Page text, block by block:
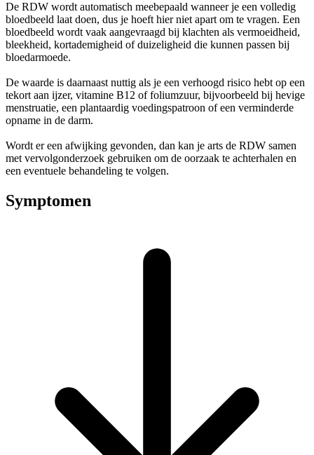
De RDW wordt automatisch meebepaald wanneer je een volledig
bloedbeeld laat doen, dus je hoeft hier niet apart om te vragen. Een
bloedbeeld wordt vaak aangevraagd bij klachten als vermoeidheid,
bleekheid, kortademigheid of duizeligheid die kunnen passen bij
bloedarmoede.
De waarde is daarnaast nuttig als je een verhoogd risico hebt op een
tekort aan ijzer, vitamine B12 of foliumzuur, bijvoorbeeld bij hevige
menstruatie, een plantaardig voedingspatroon of een verminderde
opname in de darm.
Wordt er een afwijking gevonden, dan kan je arts de RDW samen
met vervolgonderzoek gebruiken om de oorzaak te achterhalen en
een eventuele behandeling te volgen.
Symptomen